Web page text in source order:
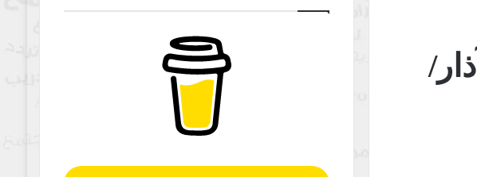
تقرير اليوم الدولي للسعادة – السبت 20آذار/